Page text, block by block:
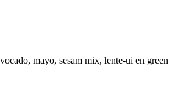
mayo, sesam mix, lente-ui en green